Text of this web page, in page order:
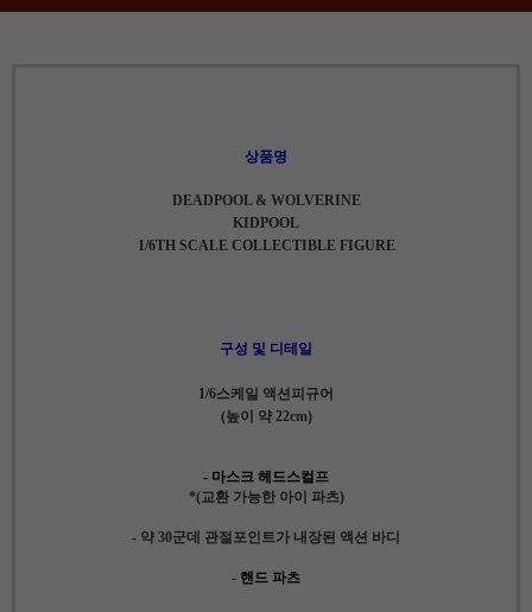
상품명
DEADPOOL & WOLVERINE
KIDPOOL
1/6TH SCALE COLLECTIBLE FIGURE
구성 및 디테일
1/6스케일 액션피규어
(높이 약 22cm)
- 마스크 헤드스컬프
*(교환 가능한 아이 파츠)
- 약 30군데 관절포인트가 내장된 액션 바디
- 핸드 파츠